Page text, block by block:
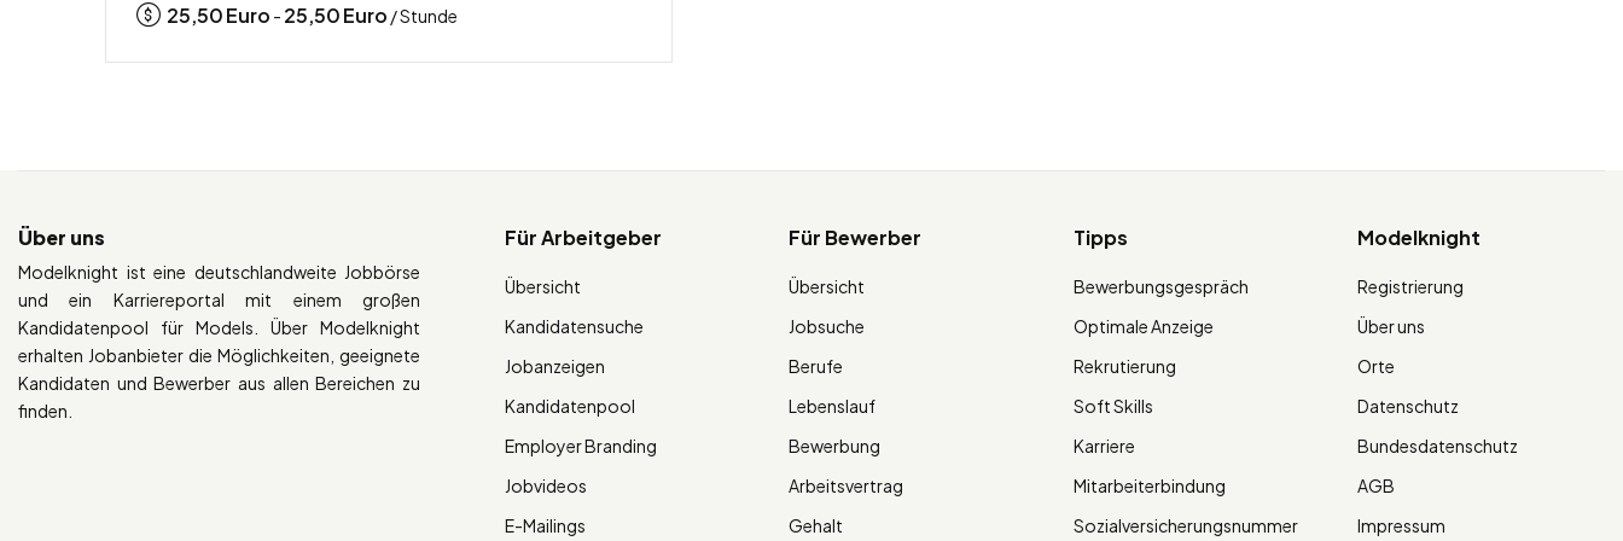
25,50Euro - 25,50Euro / Stunde
Über uns
Modelknight ist eine deutschlandweite Jobbörse
und ein Karriereportal mit einem großen
Kandidatenpool für Models. Über Modelknight
erhalten Jobanbieter die Möglichkeiten, geeignete
Kandidaten und Bewerber aus allen Bereichen zu
finden.
Für Arbeitgeber
Übersicht
Kandidatensuche
Jobanzeigen
Kandidatenpool
Employer Branding
Jobvideos
E-Mailings
Für Bewerber
Übersicht
Jobsuche
Berufe
Lebenslauf
Bewerbung
Arbeitsvertrag
Gehalt
Tipps
Bewerbungsgespräch
Optimale Anzeige
Rekrutierung
Soft Skills
Karriere
Mitarbeiterbindung
Sozialversicherungsnummer
Modelknight
Registrierung
Über uns
Orte
Datenschutz
Bundesdatenschutz
AGB
Impressum